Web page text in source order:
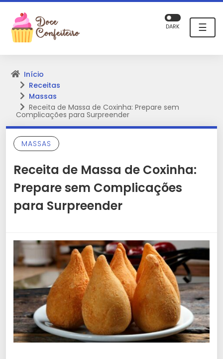
☰
DARK
Início
Receitas
Massas
Receita de Massa de Coxinha: Prepare sem
Complicações para Surpreender
MASSAS
Receita de Massa de Coxinha:
Prepare sem Complicações
para Surpreender